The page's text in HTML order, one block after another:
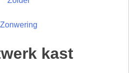
Zonwering
kast